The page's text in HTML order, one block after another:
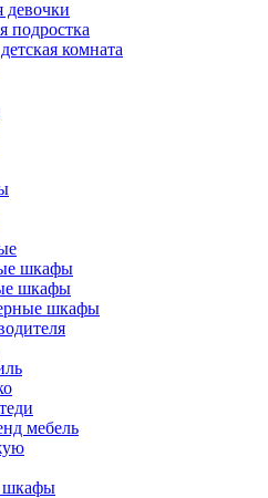
девочки
подростка
комната
шкафы
шкафы
шкафы
мебель
шкафы